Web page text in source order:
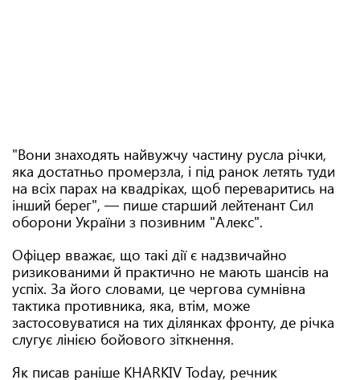
"Вони знаходять найвужчу частину русла річки,
яка достатньо промерзла, і під ранок летять туди
на всіх парах на квадріках, щоб переваритись на
інший берег", — пише старший лейтенант Сил
оборони України з позивним "Алекс".
Офіцер вважає, що такі дії є надзвичайно
ризикованими й практично не мають шансів на
успіх. За його словами, це чергова сумнівна
тактика противника, яка, втім, може
застосовуватися на тих ділянках фронту, де річка
слугує лінією бойового зіткнення.
Як писав раніше KHARKIV Today, речник